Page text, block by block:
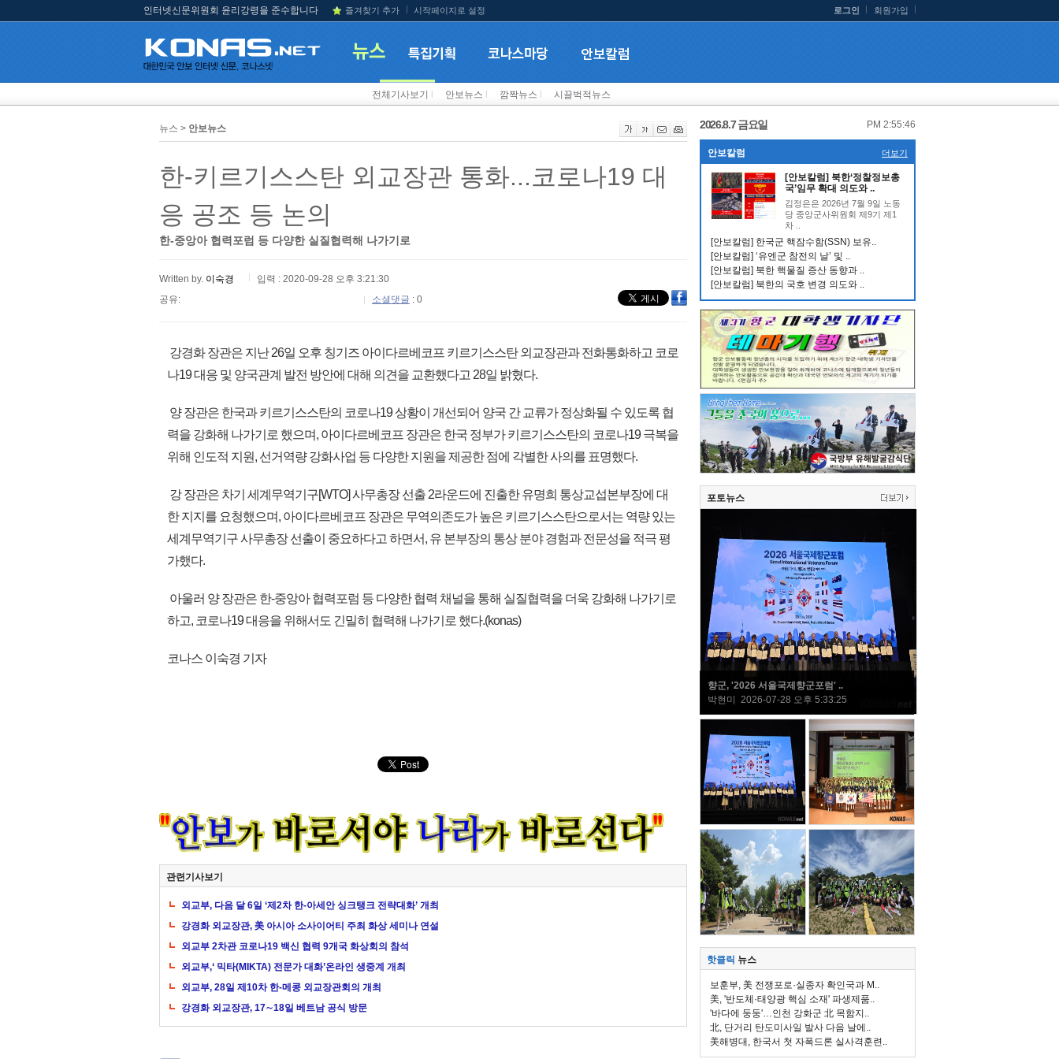
인터넷신문위원회 윤리강령을 준수합니다 즐겨찾기 추가 시작페이지로 설정 로그인 회원가입
전체기사보기 안보뉴스 깜짝뉴스 시끌벅적뉴스
뉴스 > 안보뉴스
한-키르기스스탄 외교장관 통화...코로나19 대
응 공조 등 논의
한-중앙아 협력포럼 등 다양한 실질협력해 나가기로
Written by. 이숙경
입력 : 2020-09-28 오후 3:21:30
공유:
소셜댓글 : 0
강경화 장관은 지난 26일 오후 칭기즈 아이다르베코프 키르기스스탄 외교장관과 전화통화하고 코로
나19 대응 및 양국관계 발전 방안에 대해 의견을 교환했다고 28일 밝혔다.
양 장관은 한국과 키르기스스탄의 코로나19 상황이 개선되어 양국 간 교류가 정상화될 수 있도록 협
력을 강화해 나가기로 했으며, 아이다르베코프 장관은 한국 정부가 키르기스스탄의 코로나19 극복을
위해 인도적 지원, 선거역량 강화사업 등 다양한 지원을 제공한 점에 각별한 사의를 표명했다.
강 장관은 차기 세계무역기구[WTO] 사무총장 선출 2라운드에 진출한 유명희 통상교섭본부장에 대
한 지지를 요청했으며, 아이다르베코프 장관은 무역의존도가 높은 키르기스스탄으로서는 역량 있는
세계무역기구 사무총장 선출이 중요하다고 하면서, 유 본부장의 통상 분야 경험과 전문성을 적극 평
가했다.
아울러 양 장관은 한-중앙아 협력포럼 등 다양한 협력 채널을 통해 실질협력을 더욱 강화해 나가기로
하고, 코로나19 대응을 위해서도 긴밀히 협력해 나가기로 했다.(konas)
코나스 이숙경 기자
관련기사보기
외교부, 다음 달 6일 ‘제2차 한-아세안 싱크탱크 전략대화’ 개최
강경화 외교장관, 美 아시아 소사이어티 주최 화상 세미나 연설
외교부 2차관 코로나19 백신 협력 9개국 화상회의 참석
외교부,‘ 믹타(MIKTA) 전문가 대화’온라인 생중계 개최
외교부, 28일 제10차 한-메콩 외교장관회의 개최
강경화 외교장관, 17∼18일 베트남 공식 방문
2026.8.7 금요일 PM 2:55:47
안보칼럼 더보기
[안보칼럼] 북한‘정찰정보총
국’임무 확대 의도와 ..
김정은은 2026년 7월 9일 노동
당 중앙군사위원회 제9기 제1
차 ..
[안보칼럼] 한국군 핵잠수함(SSN) 보유..
[안보칼럼] ‘유엔군 참전의 날’ 및 ..
[안보칼럼] 북한 핵물질 증산 동향과 ..
[안보칼럼] 북한의 국호 변경 의도와 ..
포토뉴스
향군, '2026 서울국제향군포럼' ..
박현미 2026-07-28 오후 5:33:25
핫클릭 뉴스
보훈부, 美 전쟁포로·실종자 확인국과 M..
美, '반도체·태양광 핵심 소재' 파생제품..
'바다에 둥둥'…인천 강화군 北 목함지..
北, 단거리 탄도미사일 발사 다음 날에..
美해병대, 한국서 첫 자폭드론 실사격훈련..